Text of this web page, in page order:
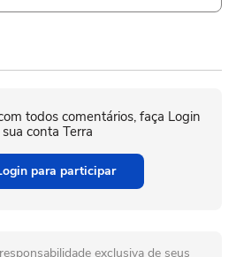
todos comentários, faça Login
conta Terra
para participar
exclusiva de seus